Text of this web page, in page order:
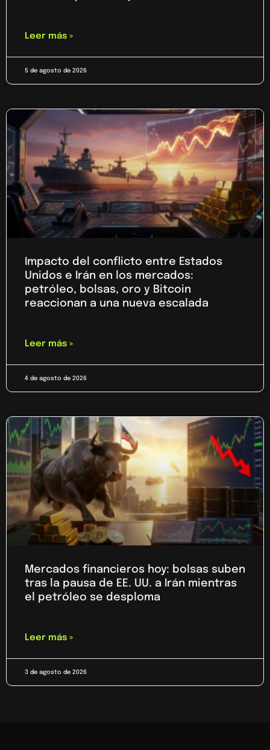
Leer más »
5 de agosto de 2026
Impacto del conflicto entre Estados
Unidos e Irán en los mercados:
petróleo, bolsas, oro y Bitcoin
reaccionan a una nueva escalada
Leer más »
4 de agosto de 2026
Mercados financieros hoy: bolsas suben
tras la pausa de EE. UU. a Irán mientras
el petróleo se desploma
Leer más »
3 de agosto de 2026